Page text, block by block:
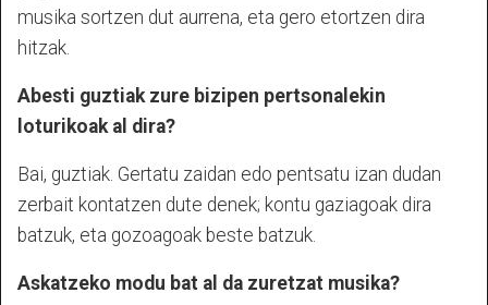
musika sortzen dut aurrena, eta gero etortzen dira
hitzak.
Abesti guztiak zure bizipen pertsonalekin
loturikoak al dira?
Bai, guztiak. Gertatu zaidan edo pentsatu izan dudan
zerbait kontatzen dute denek; kontu gaziagoak dira
batzuk, eta gozoagoak beste batzuk.
Askatzeko modu bat al da zuretzat musika?